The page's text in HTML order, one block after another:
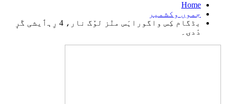
Home
جموں وکشمیر
بڈگام کِس واگوراہَس منٛز لوٚگ نار، 4 رِہٲیشی گَرٕ
دٔدۍ۔